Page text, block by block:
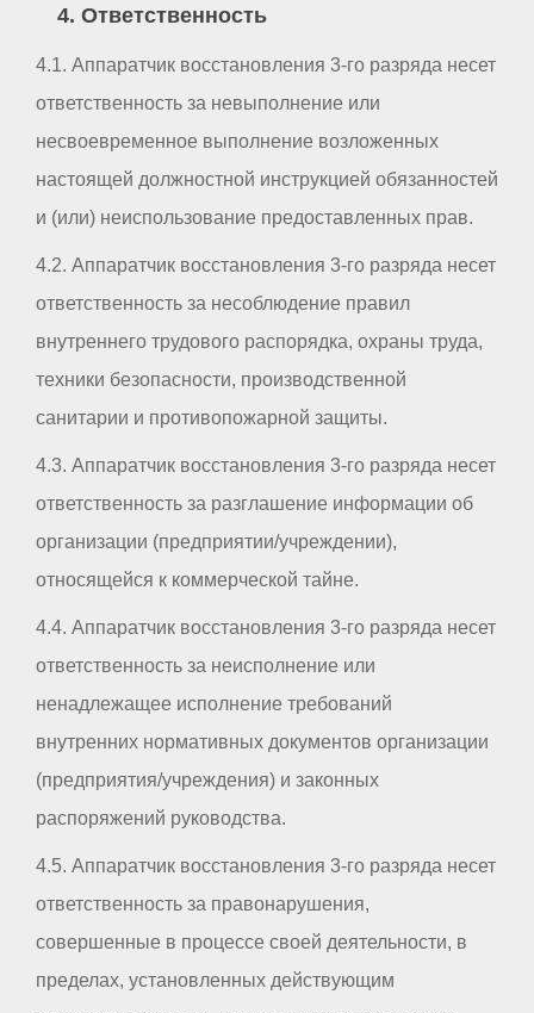
4. Ответственность
4.1. Аппаратчик восстановления 3-го разряда несет
ответственность за невыполнение или
несвоевременное выполнение возложенных
настоящей должностной инструкцией обязанностей
и (или) неиспользование предоставленных прав.
4.2. Аппаратчик восстановления 3-го разряда несет
ответственность за несоблюдение правил
внутреннего трудового распорядка, охраны труда,
техники безопасности, производственной
санитарии и противопожарной защиты.
4.3. Аппаратчик восстановления 3-го разряда несет
ответственность за разглашение информации об
организации (предприятии/учреждении),
относящейся к коммерческой тайне.
4.4. Аппаратчик восстановления 3-го разряда несет
ответственность за неисполнение или
ненадлежащее исполнение требований
внутренних нормативных документов организации
(предприятия/учреждения) и законных
распоряжений руководства.
4.5. Аппаратчик восстановления 3-го разряда несет
ответственность за правонарушения,
совершенные в процессе своей деятельности, в
пределах, установленных действующим